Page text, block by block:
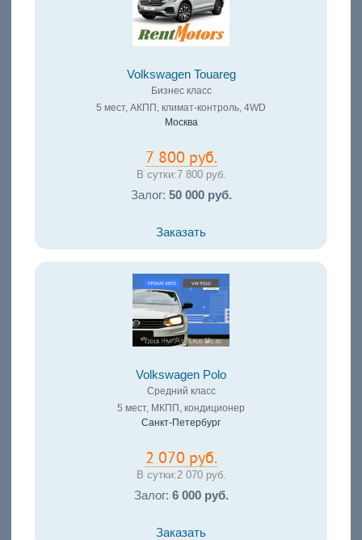
Volkswagen Touareg
Бизнес класс
5 мест, АКПП, климат-контроль, 4WD
Москва
7 800 руб.
В сутки:7 800 руб.
Залог: 50 000 руб.
Заказать
Volkswagen Polo
Средний класс
5 мест, МКПП, кондиционер
Санкт-Петербург
2 070 руб.
В сутки:2 070 руб.
Залог: 6 000 руб.
Заказать